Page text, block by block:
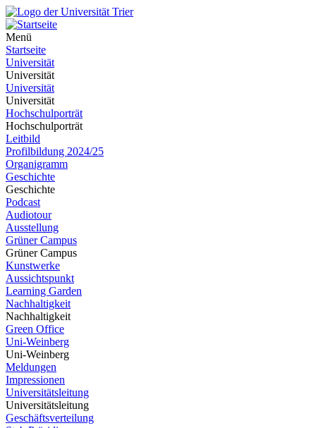
Menü
Startseite
Universität
Universität
Universität
Universität
Hochschulporträt
Hochschulporträt
Leitbild
Profilbildung 2024/25
Organigramm
Geschichte
Geschichte
Podcast
Audiotour
Ausstellung
Grüner Campus
Grüner Campus
Kunstwerke
Aussichtspunkt
Learning Garden
Nachhaltigkeit
Nachhaltigkeit
Green Office
Uni-Weinberg
Uni-Weinberg
Meldungen
Impressionen
Universitätsleitung
Universitätsleitung
Geschäftsverteilung